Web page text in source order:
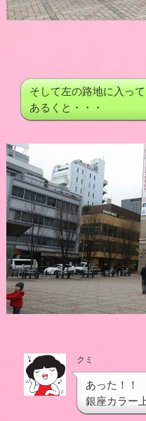
そして左の路地に入っ
あるくと・・・
クミ
あった！！
銀座カラー